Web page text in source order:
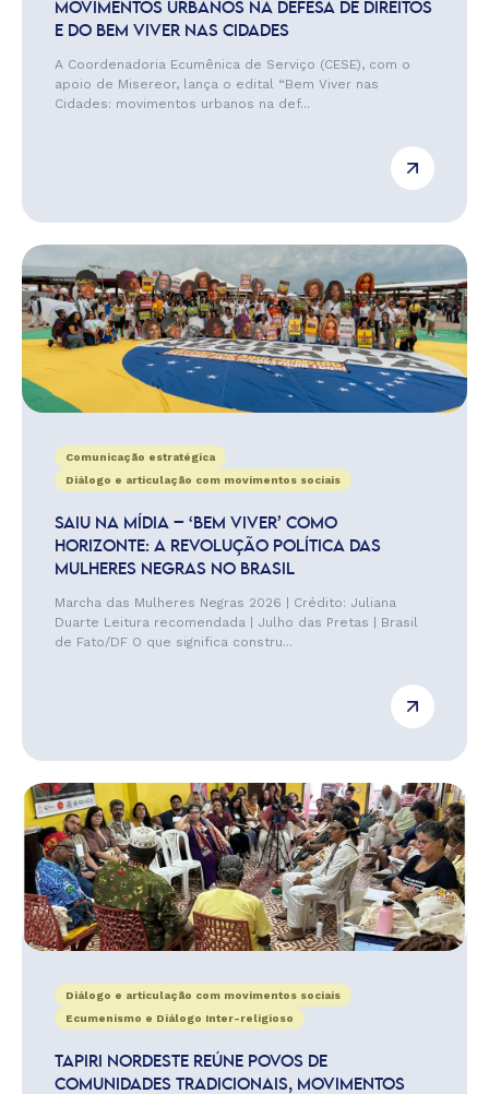
MOVIMENTOS URBANOS NA DEFESA DE DIREITOS
E DO BEM VIVER NAS CIDADES
A Coordenadoria Ecumênica de Serviço (CESE), com o
apoio de Misereor, lança o edital “Bem Viver nas
Cidades: movimentos urbanos na def...
Comunicação estratégica
Diálogo e articulação com movimentos sociais
SAIU NA MÍDIA – ‘BEM VIVER’ COMO
HORIZONTE: A REVOLUÇÃO POLÍTICA DAS
MULHERES NEGRAS NO BRASIL
Marcha das Mulheres Negras 2026 | Crédito: Juliana
Duarte Leitura recomendada | Julho das Pretas | Brasil
de Fato/DF O que significa constru...
Diálogo e articulação com movimentos sociais
Ecumenismo e Diálogo Inter-religioso
TAPIRI NORDESTE REÚNE POVOS DE
COMUNIDADES TRADICIONAIS, MOVIMENTOS